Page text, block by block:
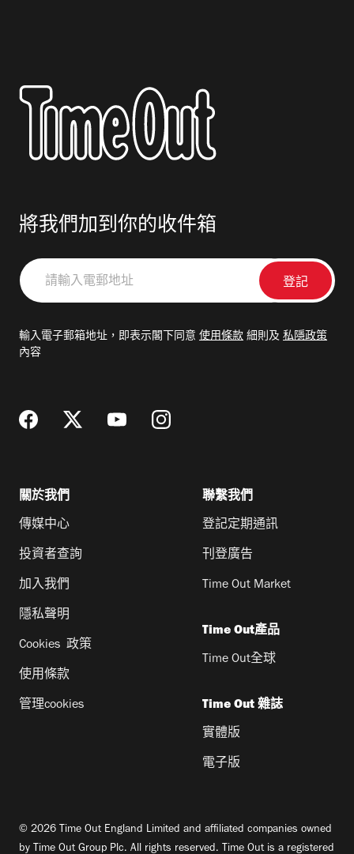
將我們加到你的收件箱
請
輸
郵
輸入電子郵箱地址，即表示閣下同意 使用條款 細則及 私隱政策
內容
關於我們
傳媒中心
投資者查詢
加入我們
隱私聲明
Cookies 政策
使用條款
管理cookies
聯繫我們
登記定期通訊
刊登廣告
Time Out Market
Time Out產品
Time Out全球
Time Out 雜誌
實體版
電子版
© 2026 Time Out England Limited and affiliated companies owned
by Time Out Group Plc. All rights reserved. Time Out is a registered